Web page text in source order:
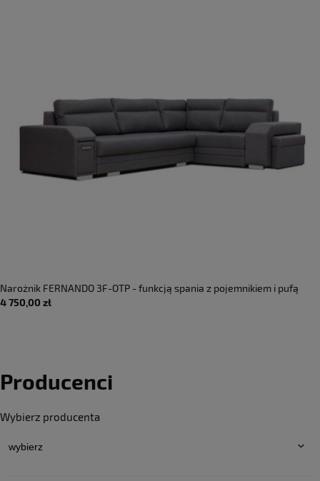
Narożnik FERNANDO 3F-OTP - funkcją spania z pojemnikiem i pufą
tkanina Inari 94
4 750,00 zł
Producenci
Wybierz producenta